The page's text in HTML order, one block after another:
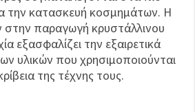
την κατασκευή κοσμημάτων. Η
παραγωγή κρυστάλλινου
εξασφαλίζει την εξαιρετικά
υλικών που χρησιμοποιούνται
της τέχνης τους.